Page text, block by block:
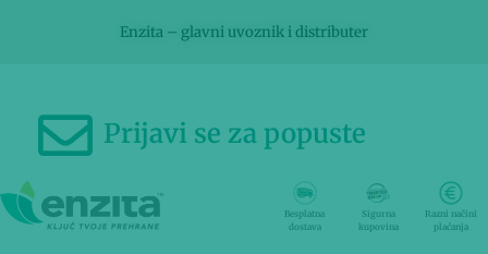
Enzita – glavni uvoznik i distributer
Prijavi se za popuste
Besplatna
dostava
Sigurna
kupovina
Razni načini
plaćanja